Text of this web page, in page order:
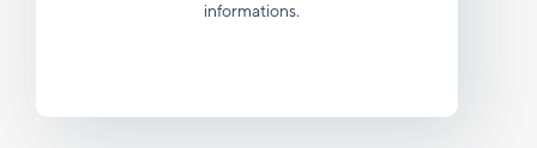
informations.